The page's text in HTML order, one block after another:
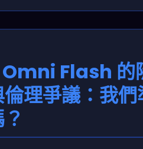
Flash 的
理爭議：我們